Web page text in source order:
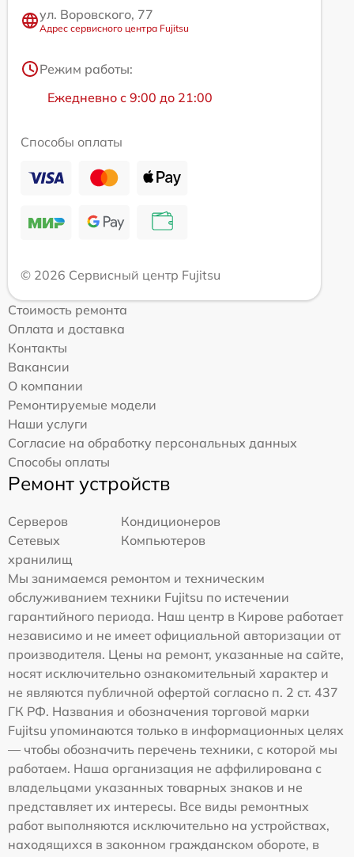
ул. Воровского, 77
Адрес сервисного центра Fujitsu
Режим работы:
Ежедневно с 9:00 до 21:00
Способы оплаты
© 2026 Сервисный центр Fujitsu
Стоимость ремонта
Оплата и доставка
Контакты
Вакансии
О компании
Ремонтируемые модели
Наши услуги
Согласие на обработку персональных данных
Способы оплаты
Ремонт устройств
Серверов
Кондиционеров
Сетевых
хранилищ
Компьютеров
Мы занимаемся ремонтом и техническим
обслуживанием техники Fujitsu по истечении
гарантийного периода. Наш центр в Кирове работает
независимо и не имеет официальной авторизации от
производителя. Цены на ремонт, указанные на сайте,
носят исключительно ознакомительный характер и
не являются публичной офертой согласно п. 2 ст. 437
ГК РФ. Названия и обозначения торговой марки
Fujitsu упоминаются только в информационных целях
— чтобы обозначить перечень техники, с которой мы
работаем. Наша организация не аффилирована с
владельцами указанных товарных знаков и не
представляет их интересы. Все виды ремонтных
работ выполняются исключительно на устройствах,
находящихся в законном гражданском обороте, в